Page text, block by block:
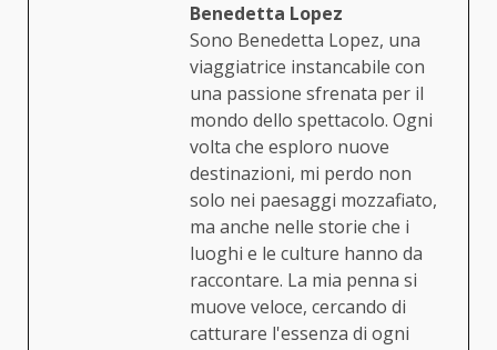
Benedetta Lopez
Sono Benedetta Lopez, una
viaggiatrice instancabile con
una passione sfrenata per il
mondo dello spettacolo. Ogni
volta che esploro nuove
destinazioni, mi perdo non
solo nei paesaggi mozzafiato,
ma anche nelle storie che i
luoghi e le culture hanno da
raccontare. La mia penna si
muove veloce, cercando di
catturare l'essenza di ogni